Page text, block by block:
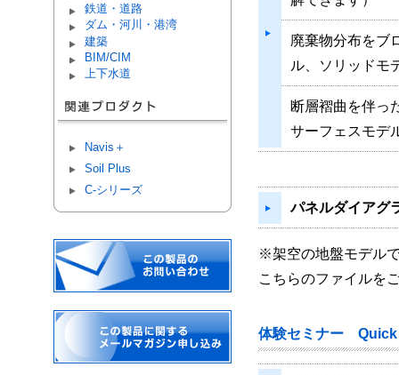
鉄道・道路
ダム・河川・港湾
建築
BIM/CIM
上下水道
Navis＋
Soil Plus
C-シリーズ
廃棄物分布をブ
ル、ソリッドモ
断層褶曲を伴っ
サーフェスモデ
パネルダイア
※架空の地盤モデル
こちらのファイルを
体験セミナー Quick